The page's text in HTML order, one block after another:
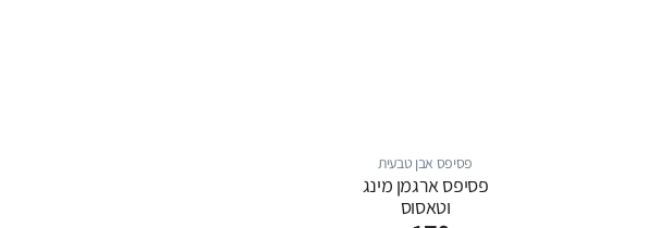
פסיפס אבן טבעית
פסיפס ארגמן מינג
וטאסוס